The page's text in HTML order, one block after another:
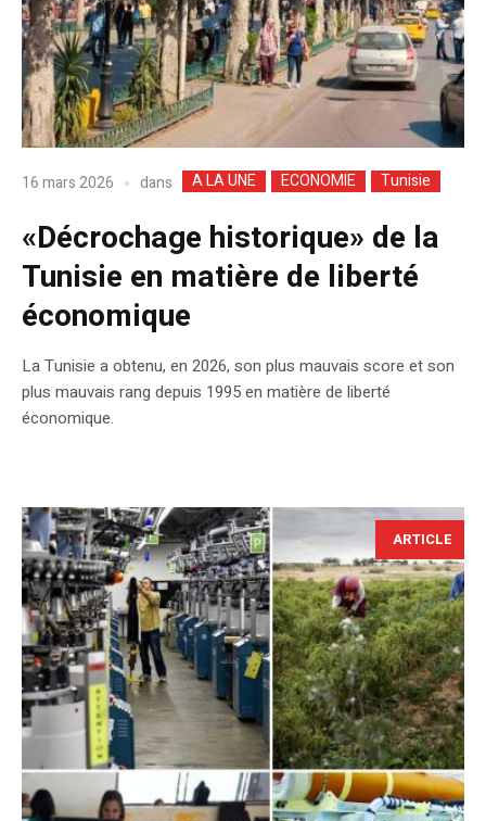
16 mars 2026 dans A LA UNE ECONOMIE Tunisie
«Décrochage historique» de la
Tunisie en matière de liberté
économique
La Tunisie a obtenu, en 2026, son plus mauvais score et son
plus mauvais rang depuis 1995 en matière de liberté
économique.
ARTICLE